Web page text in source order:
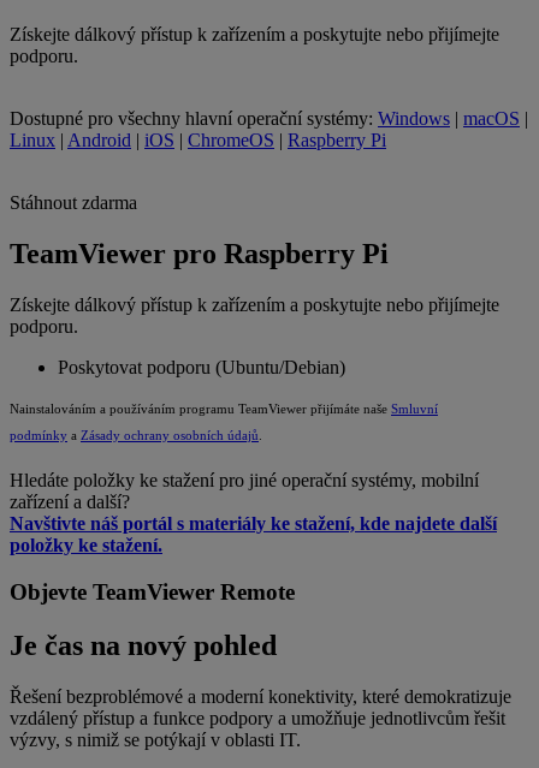
Získejte dálkový přístup k zařízením a poskytujte nebo přijímejte
podporu.
Dostupné pro všechny hlavní operační systémy: Windows | macOS |
Linux | Android | iOS | ChromeOS | Raspberry Pi
Stáhnout zdarma
TeamViewer pro Raspberry Pi
Získejte dálkový přístup k zařízením a poskytujte nebo přijímejte
podporu.
Poskytovat podporu (Ubuntu/Debian)
Nainstalováním a používáním programu TeamViewer přijímáte naše Smluvní
podmínky a Zásady ochrany osobních údajů
Hledáte položky ke stažení pro jiné operační systémy, mobilní
zařízení a další?
Navštivte náš portál s materiály ke stažení, kde najdete další
položky ke stažení.
Objevte TeamViewer Remote
Je čas na nový pohled
Řešení bezproblémové a moderní konektivity, které demokratizuje
vzdálený přístup a funkce podpory a umožňuje jednotlivcům řešit
výzvy, s nimiž se potýkají v oblasti IT.